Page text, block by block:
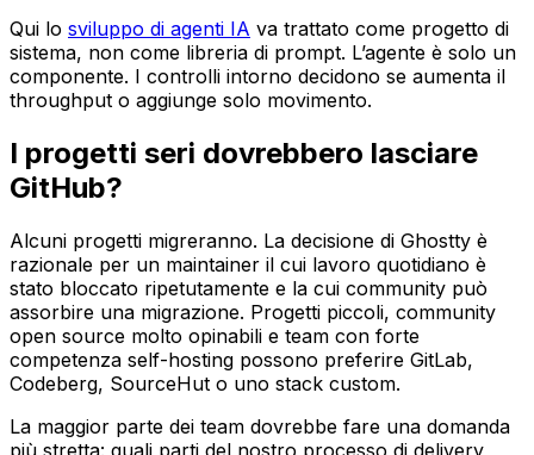
Qui lo sviluppo di agenti IA va trattato come progetto di
sistema, non come libreria di prompt. L’agente è solo un
componente. I controlli intorno decidono se aumenta il
throughput o aggiunge solo movimento.
I progetti seri dovrebbero lasciare
GitHub?
Alcuni progetti migreranno. La decisione di Ghostty è
razionale per un maintainer il cui lavoro quotidiano è
stato bloccato ripetutamente e la cui community può
assorbire una migrazione. Progetti piccoli, community
open source molto opinabili e team con forte
competenza self-hosting possono preferire GitLab,
Codeberg, SourceHut o uno stack custom.
La maggior parte dei team dovrebbe fare una domanda
più stretta: quali parti del nostro processo di delivery